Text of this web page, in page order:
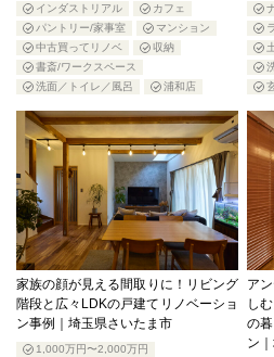
インダストリアル
カフェ
パントリー/家事室
マンション
中古買ってリノベ
収納
書斎/ワークスペース
洗面／トイレ／風呂
浦和店
家族の顔が見える間取りに！リビング
階段と広々LDKの戸建てリノベーショ
ン事例｜埼玉県さいたま市
1,000万円〜2,000万円
ア
し
の
ン